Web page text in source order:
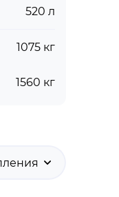
520 л
1075 кг
1560 кг